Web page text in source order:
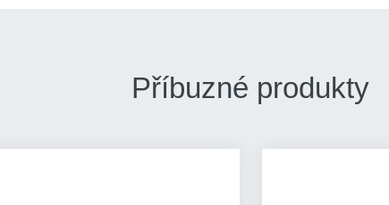
Příbuzné produkty